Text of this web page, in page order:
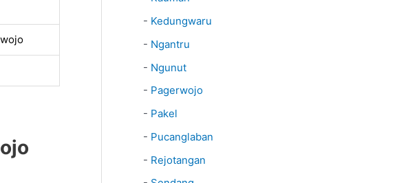
- Kedungwaru
- Ngantru
- Ngunut
- Pagerwojo
- Pakel
- Pucanglaban
- Rejotangan